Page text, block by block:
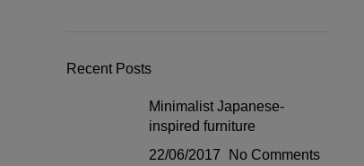
Recent Posts
Minimalist Japanese-
inspired furniture
22/06/2017
No Comments